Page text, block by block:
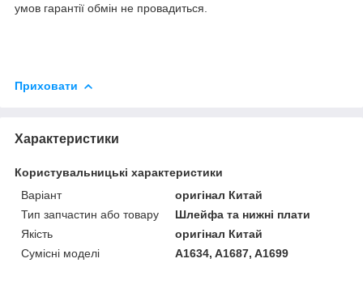
умов гарантії обмін не провадиться.
Приховати
Характеристики
Користувальницькі характеристики
Варіант
оригінал Китай
Тип запчастин або товару
Шлейфа та нижні плати
Якість
оригінал Китай
Сумісні моделі
A1634, A1687, A1699